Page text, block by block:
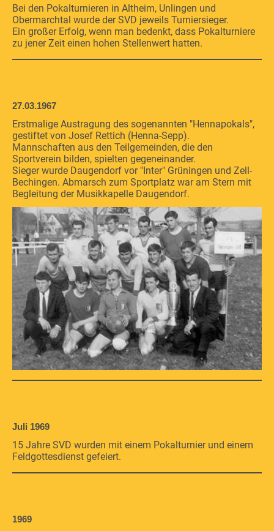
Bei den Pokalturnieren in Altheim, Unlingen und
Obermarchtal wurde der SVD jeweils Turniersieger.
Ein großer Erfolg, wenn man bedenkt, dass Pokalturniere
zu jener Zeit einen hohen Stellenwert hatten.
27.03.1967
Erstmalige Austragung des sogenannten "Hennapokals",
gestiftet von Josef Rettich (Henna-Sepp).
Mannschaften aus den Teilgemeinden, die den
Sportverein bilden, spielten gegeneinander.
Sieger wurde Daugendorf vor "Inter" Grüningen und Zell-
Bechingen. Abmarsch zum Sportplatz war am Stern mit
Begleitung der Musikkapelle Daugendorf.
Juli 1969
15 Jahre SVD wurden mit einem Pokalturnier und einem
Feldgottesdienst gefeiert.
1969